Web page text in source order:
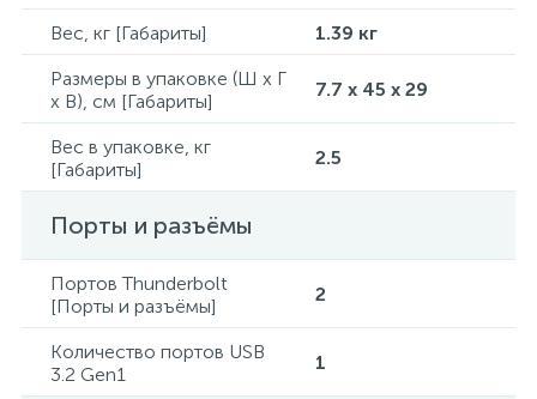
Вес, кг [Габариты]
1.39 кг
Размеры в упаковке (Ш x Г
x В), см [Габариты]
7.7 x 45 x 29
Вес в упаковке, кг
[Габариты]
2.5
Порты и разъёмы
Портов Thunderbolt
[Порты и разъёмы]
2
Количество портов USB
3.2 Gen1
1